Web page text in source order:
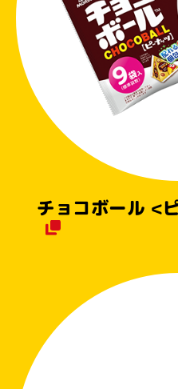
チョコボール <